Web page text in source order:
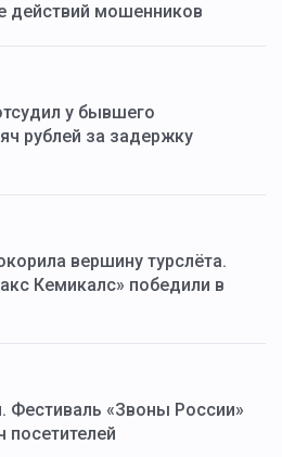
действий мошенников
у бывшего
рублей за задержку
вершину турслёта.
Кемикалс» победили в
Фестиваль «Звоны России»
посетителей